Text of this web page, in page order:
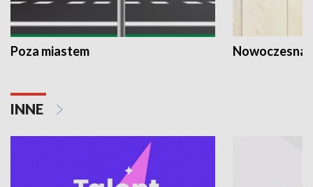
Poza miastem Nowoczesna
INNE